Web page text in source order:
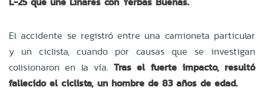
El accidente se registró entre una camioneta particular
y un ciclista, cuando por causas que se investigan
colisionaron en la vía. Tras el fuerte impacto, resultó
fallecido el ciclista, un hombre de 83 años de edad.